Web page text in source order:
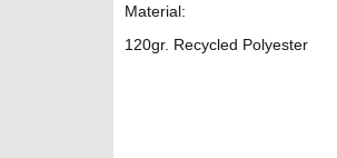
Material:
120gr. Recycled Polyester